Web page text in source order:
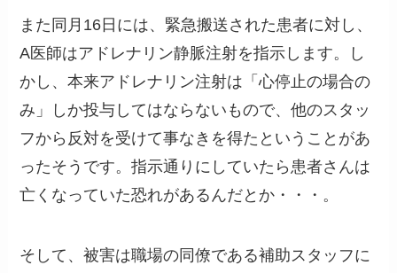
また同月16日には、緊急搬送された患者に対し、
A医師はアドレナリン静脈注射を指示します。し
かし、本来アドレナリン注射は「心停止の場合の
み」しか投与してはならないもので、他のスタッ
フから反対を受けて事なきを得たということがあ
ったそうです。指示通りにしていたら患者さんは
亡くなっていた恐れがあるんだとか・・・。
そして、被害は職場の同僚である補助スタッフに